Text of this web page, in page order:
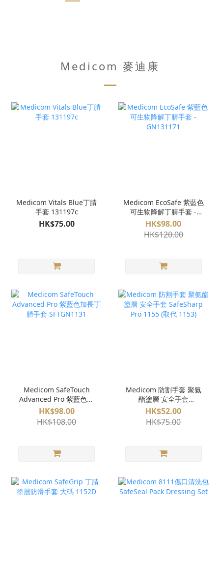
Medicom 麥迪康
Medicom Vitals Blue丁腈
手套 131197c
HK$75.00
Medicom EcoSafe 紫藍色
可生物降解丁腈手套 -
GN131171
HK$98.00
HK$120.00
Medicom SafeTouch
Advanced Pro 紫藍色加
長丁腈手套 SFTGN1131
HK$98.00
HK$108.00
Medicom 防割手套 聚氨
酯塗層 安全手套
SafeSharp Pro 1155 (取
代 1153)
HK$52.00
HK$75.00